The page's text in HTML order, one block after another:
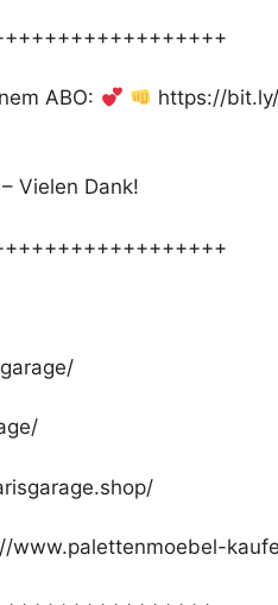
ABO: https://
Vielen Dank!
www.palettenmoebel-